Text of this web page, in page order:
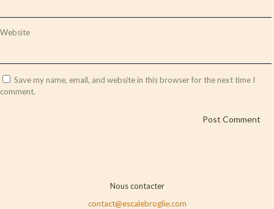
Website
Save my name, email, and website in this browser for the next time I
comment.
Nous contacter
contact@escalebroglie.com